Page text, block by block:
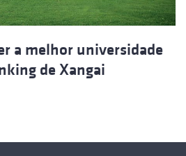
a melhor universidade
de Xangai